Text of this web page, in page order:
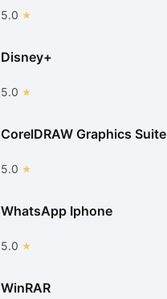
5.0
Disney+
5.0
CorelDRAW Graphics Suite
5.0
WhatsApp Iphone
5.0
WinRAR